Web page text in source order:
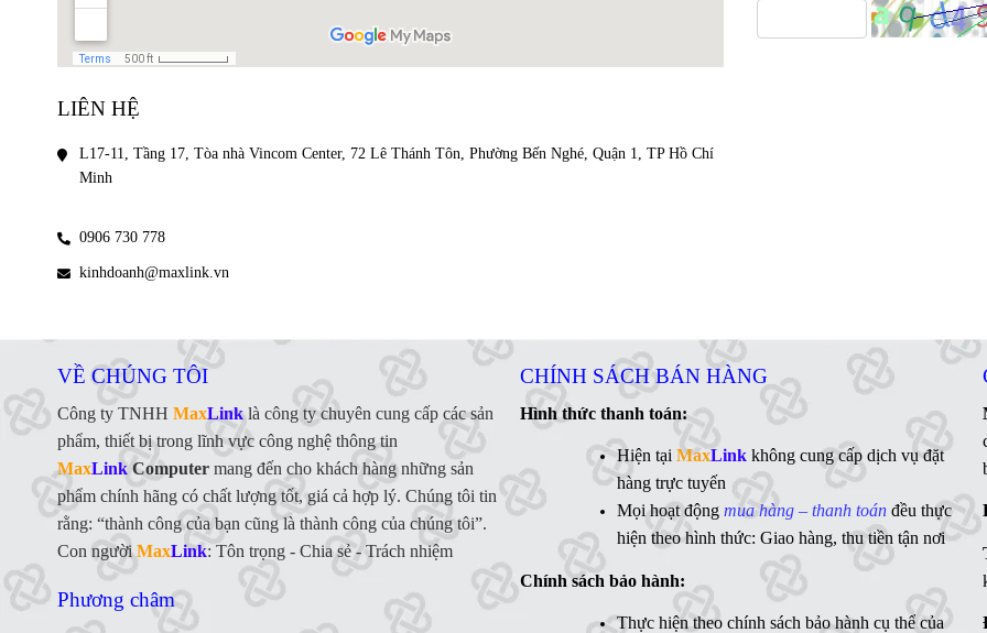
LIÊN HỆ
L17-11, Tầng 17, Tòa nhà Vincom Center, 72 Lê Thánh Tôn, Phường Bến Nghé, Quận 1, TP Hồ Chí
Minh
0906 730 778
kinhdoanh@maxlink.vn
VỀ CHÚNG TÔI
Công ty TNHH MaxLinklà công ty chuyên cung cấp các sản
phẩm, thiết bị trong lĩnh vực công nghệ thông tin
MaxLink Computer mang đến cho khách hàng những sản
phẩm chính hãng có chất lượng tốt, giá cả hợp lý. Chúng tôi tin
rằng: “thành công của bạn cũng là thành công của chúng tôi”.
Con ngườiMaxLink: Tôn trọng - Chia sẻ - Trách nhiệm
Phương châm
CHÍNH SÁCH BÁN HÀNG
Hình thức thanh toán:
Hiện tại MaxLink không cung cấp dịch vụ đặt
hàng trực tuyến
Mọi hoạt động mua hàng – thanh toán đều thực
hiện theo hình thức: Giao hàng, thu tiền tận nơi
Chính sách bảo hành:
Thực hiện theo chính sách bảo hành cụ thể của